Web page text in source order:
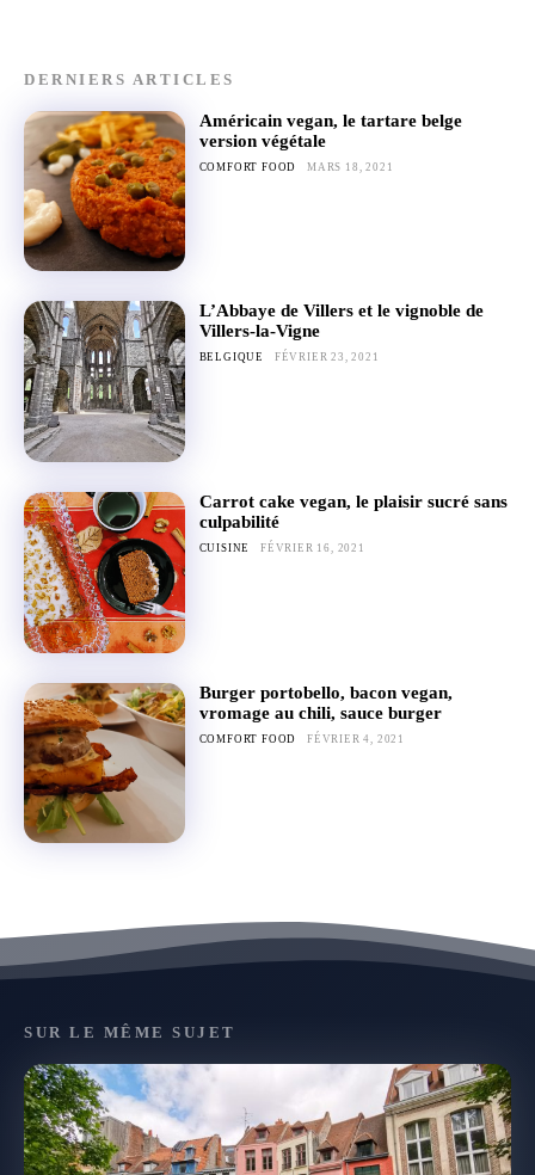
DERNIERS ARTICLES
Américain vegan, le tartare belge
version végétale
COMFORT FOOD MARS 18, 2021
L’Abbaye de Villers et le vignoble de
Villers-la-Vigne
BELGIQUE FÉVRIER 23, 2021
Carrot cake vegan, le plaisir sucré sans
culpabilité
CUISINE FÉVRIER 16, 2021
Burger portobello, bacon vegan,
vromage au chili, sauce burger
COMFORT FOOD FÉVRIER 4, 2021
SUR LE MÊME SUJET